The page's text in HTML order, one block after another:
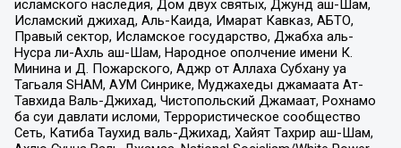
исламского наследия, Дом двух святых, Джунд аш-Шам,
Исламский джихад, Аль-Каида, Имарат Кавказ, АБТО,
Правый сектор, Исламское государство, Джабха аль-
Нусра ли-Ахль аш-Шам, Народное ополчение имени К.
Минина и Д. Пожарского, Аджр от Аллаха Субхану уа
Тагьаля SHAM, АУМ Синрике, Муджахеды джамаата Ат-
Тавхида Валь-Джихад, Чистопольский Джамаат, Рохнамо
ба суи давлати исломи, Террористическое сообщество
Сеть, Катиба Таухид валь-Джихад, Хайят Тахрир аш-Шам,